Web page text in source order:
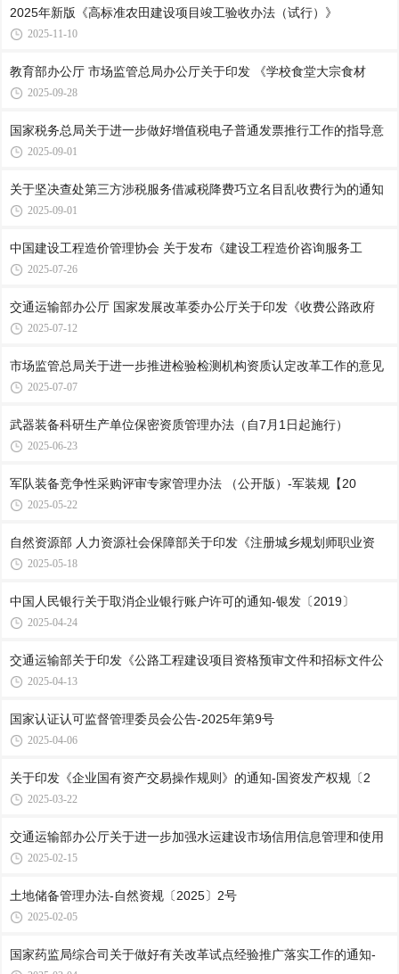
2025年新版《高标准农田建设项目竣工验收办法（试行）》
2025-11-10
教育部办公厅 市场监管总局办公厅关于印发 《学校食堂大宗食材
2025-09-28
国家税务总局关于进一步做好增值税电子普通发票推行工作的指导意
2025-09-01
关于坚决查处第三方涉税服务借减税降费巧立名目乱收费行为的通知
2025-09-01
中国建设工程造价管理协会 关于发布《建设工程造价咨询服务工
2025-07-26
交通运输部办公厅 国家发展改革委办公厅关于印发《收费公路政府
2025-07-12
市场监管总局关于进一步推进检验检测机构资质认定改革工作的意见
2025-07-07
武器装备科研生产单位保密资质管理办法（自7月1日起施行）
2025-06-23
军队装备竞争性采购评审专家管理办法 （公开版）-军装规【20
2025-05-22
自然资源部 人力资源社会保障部关于印发《注册城乡规划师职业资
2025-05-18
中国人民银行关于取消企业银行账户许可的通知-银发〔2019〕
2025-04-24
交通运输部关于印发《公路工程建设项目资格预审文件和招标文件公
2025-04-13
国家认证认可监督管理委员会公告-2025年第9号
2025-04-06
关于印发《企业国有资产交易操作规则》的通知-国资发产权规〔2
2025-03-22
交通运输部办公厅关于进一步加强水运建设市场信用信息管理和使用
2025-02-15
土地储备管理办法-自然资规〔2025〕2号
2025-02-05
国家药监局综合司关于做好有关改革试点经验推广落实工作的通知-